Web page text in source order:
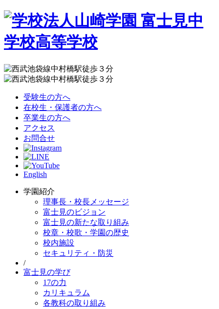
受験生の方へ
在校生・保護者の方へ
卒業生の方へ
アクセス
お問合せ
English
学園紹介
理事長・校長メッセージ
富士見のビジョン
富士見の新たな取り組み
校章・校歌・学園の歴史
校内施設
セキュリティ・防災
/
富士見の学び
17の力
カリキュラム
各教科の取り組み